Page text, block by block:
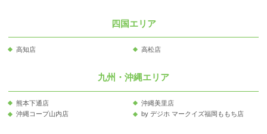
四国エリア
高知店 高松店
九州・沖縄エリア
熊本下通店
沖縄美里店
沖縄コープ山内店
by デジホ マークイズ福岡ももち店